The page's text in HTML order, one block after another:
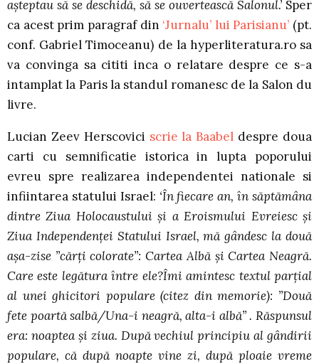
aşteptau să se deschidă, să se ouvertească Salonul.’ Sper
ca acest prim paragraf din ‘Jurnalu’ lui Parisianu’ (pt.
conf. Gabriel Timoceanu) de la hyperliteratura.ro sa
va convinga sa cititi inca o relatare despre ce s-a
intamplat la Paris la standul romanesc de la Salon du
livre.
Lucian Zeev Herscovici scrie la Baabel despre doua
carti cu semnificatie istorica in lupta poporului
evreu spre realizarea independentei nationale si
infiintarea statului Israel: ‘În fiecare an, în săptămâna
dintre Ziua Holocaustului şi a Eroismului Evreiesc şi
Ziua Independenţei Statului Israel, mă gândesc la două
aşa-zise ”cărţi colorate”: Cartea Albă şi Cartea Neagră.
Care este legătura între ele?Îmi amintesc textul parţial
al unei ghicitori populare (citez din memorie): ”Două
fete poartă salbă/Una-i neagră, alta-i albă” . Răspunsul
era: noaptea şi ziua. După vechiul principiu al gândirii
populare, că după noapte vine zi, după ploaie vreme